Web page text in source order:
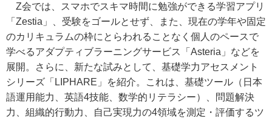
Z会では、スマホでスキマ時間に勉強ができる学習アプリ
「Zestia」、受験をゴールとせず、また、現在の学年や固定
のカリキュラムの枠にとらわれることなく個人のペースで
学べるアダプティブラーニングサービス「Asteria」などを
展開。さらに、新たな試みとして、基礎学力アセスメント
シリーズ「LIPHARE」を紹介。これは、基礎ツール（日本
語運用能力、英語4技能、数学的リテラシー）、問題解決
力、組織的行動力、自己実現力の4領域を測定・評価するツ